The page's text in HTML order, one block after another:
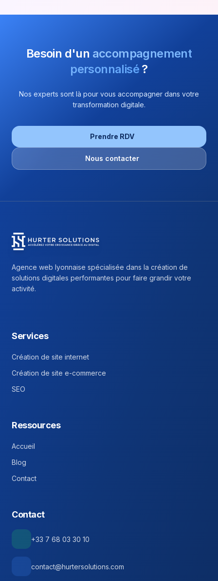
Besoin d'un accompagnement
personnalisé ?
Nos experts sont là pour vous accompagner dans votre
transformation digitale.
Prendre RDV
Nous contacter
Agence web lyonnaise spécialisée dans la création de
solutions digitales performantes pour faire grandir votre
activité.
Services
Création de site internet
Création de site e-commerce
SEO
Ressources
Accueil
Blog
Contact
Contact
+33 7 68 03 30 10
contact@hurtersolutions.com